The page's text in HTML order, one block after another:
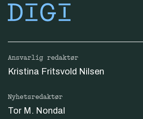
Ansvarlig redaktør
Kristina Fritsvold Nilsen
Nyhetsredaktør
Tor M. Nondal